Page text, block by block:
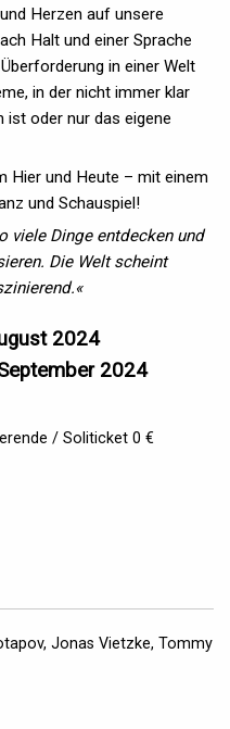
Herzen auf unsere
Halt und einer Sprache
in einer Welt
in der nicht immer klar
ist oder nur das eigene
Hier und Heute – mit einem
und Schauspiel!
viele Dinge entdecken und
Die Welt scheint
2024
2024
/ Soliticket 0 €
, Jonas Vietzke, Tommy